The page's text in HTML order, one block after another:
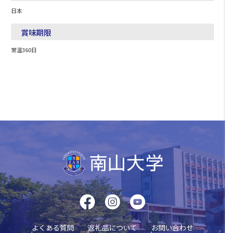
日本
賞味期限
常温360日
よくある質問 返礼品について お問い合わせ